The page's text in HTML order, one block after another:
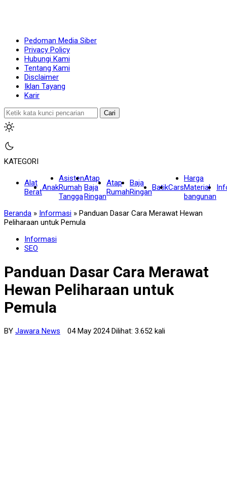
Pedoman Media Siber
Privacy Policy
Hubungi Kami
Tentang Kami
Disclaimer
Iklan Tayang
Karir
Cari
KATEGORI
Alat
BeratAnak
Asisten
Rumah
Tangga
Atap
Baja
Ringan
Atap
Rumah
Baja
RinganBatikCars
Harga
Material
bangunan
Beranda » Informasi » Panduan Dasar Cara Merawat Hewan
Peliharaan untuk Pemula
Informasi
SEO
Panduan Dasar Cara Merawat
Hewan Peliharaan untuk
Pemula
BY Jawara News 04 May 2024 Dilihat: 3.652 kali